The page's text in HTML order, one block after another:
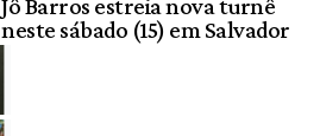
Jô Barros estreia nova turnê
neste sábado (15) em Salvador